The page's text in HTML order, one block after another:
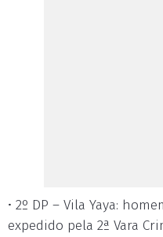
• 2º DP – Vila Yaya:
expedido pela 2ª Vara